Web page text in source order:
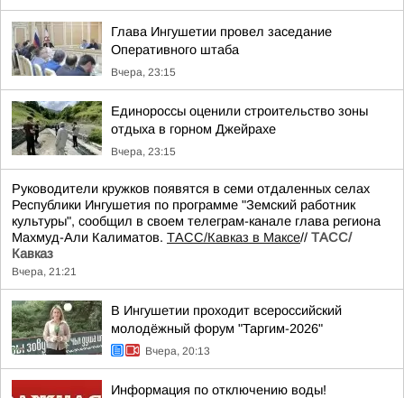
Глава Ингушетии провел заседание
Оперативного штаба
Вчера, 23:15
Единороссы оценили строительство зоны
отдыха в горном Джейрахе
Вчера, 23:15
Руководители кружков появятся в семи отдаленных селах
Республики Ингушетия по программе "Земский работник
культуры", сообщил в своем телеграм-канале глава региона
Махмуд-Али Калиматов. ТАСС/Кавказ в Максе// ТАСС/
Кавказ
Вчера, 21:21
В Ингушетии проходит всероссийский
молодёжный форум "Таргим-2026"
Вчера, 20:13
Информация по отключению воды!